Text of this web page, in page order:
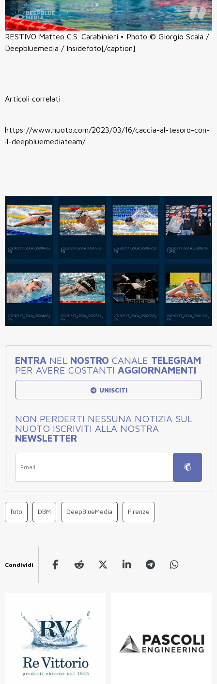
RESTIVO Matteo C.S. Carabinieri • Photo © Giorgio Scala /
Deepbluemedia / Insidefoto[/caption]
Articoli correlati
https://www.nuoto.com/2023/03/16/caccia-al-tesoro-con-
il-deepbluemediateam/
ENTRA NEL NOSTRO CANALE TELEGRAM
PER AVERE COSTANTI AGGIORNAMENTI
UNISCITI
NON PERDERTI NESSUNA NOTIZIA SUL
NUOTO ISCRIVITI ALLA NOSTRA
NEWSLETTER
foto DBM DeepBlueMedia Firenze
Condividi